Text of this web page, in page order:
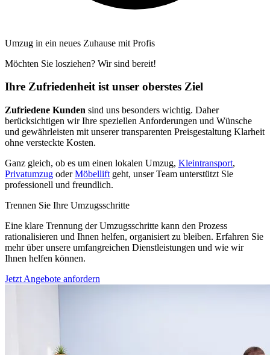
Umzug in ein neues Zuhause mit Profis
Möchten Sie losziehen? Wir sind bereit!
Ihre Zufriedenheit ist unser oberstes Ziel
Zufriedene Kunden sind uns besonders wichtig. Daher
berücksichtigen wir Ihre speziellen Anforderungen und Wünsche
und gewährleisten mit unserer transparenten Preisgestaltung Klarheit
ohne versteckte Kosten.
Ganz gleich, ob es um einen lokalen Umzug, Kleintransport,
Privatumzug oderMöbellift geht, unser Team unterstützt Sie
professionell und freundlich.
Trennen Sie Ihre Umzugsschritte
Eine klare Trennung der Umzugsschritte kann den Prozess
rationalisieren und Ihnen helfen, organisiert zu bleiben. Erfahren Sie
mehr über unsere umfangreichen Dienstleistungen und wie wir
Ihnen helfen können.
Jetzt Angebote anfordern